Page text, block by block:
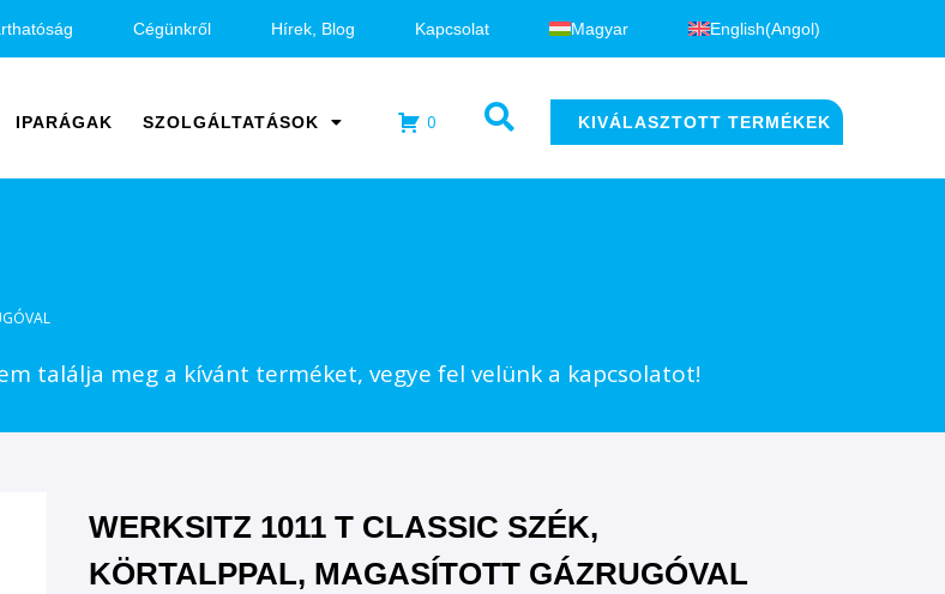
Cégünkről Hírek, Blog Kapcsolat Magyar English(Angol)
IPARÁGAK SZOLGÁLTATÁSOK 0 KIVÁLASZTOTT TERMÉKEK
találja meg a kívánt terméket, vegye fel velünk a kapcsolatot!
WERKSITZ 1011 T CLASSIC SZÉK,
KÖRTALPPAL, MAGASÍTOTT GÁZRUGÓVAL